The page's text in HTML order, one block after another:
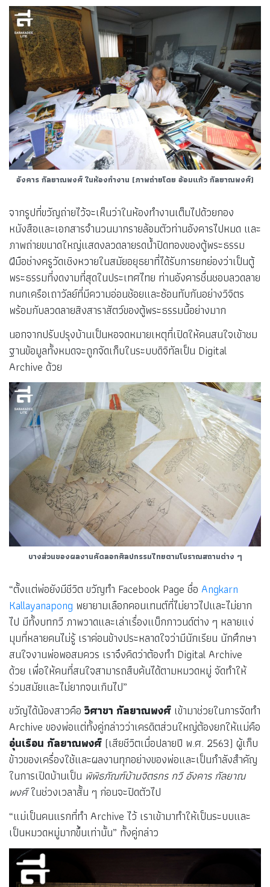
อังคาร กัลยาณพงศ์ ในห้องทำงาน (ภาพถ่ายโดย อ้อมแก้ว กัลยาณพงศ์)
จากรูปที่ขวัญถ่ายไว้จะเห็นว่าในห้องทำงานเต็มไปด้วยกอง
หนังสือและเอกสารจำนวนมากรายล้อมตัวท่านอังคารไปหมด และ
ภาพถ่ายขนาดใหญ่แสดงลวดลายรดน้ำปิดทองของตู้พระธรรม
ฝีมือช่างครูวัดเชิงหวายในสมัยอยุธยาที่ได้รับการยกย่องว่าเป็นตู้
พระธรรมที่งดงามที่สุดในประเทศไทย ท่านอังคารชื่นชอบลวดลาย
กนกเครือเถาวัลย์ที่มีความอ่อนช้อยและซ้อนทับกันอย่างวิจิตร
พร้อมกับลวดลายสิงสาราสัตว์ของตู้พระธรรมนี้อย่างมาก
นอกจากปรับปรุงบ้านเป็นหอจดหมายเหตุที่เปิดให้คนสนใจเข้าชม
ฐานข้อมูลทั้งหมดจะถูกจัดเก็บในระบบดิจิทัลเป็น Digital
Archive ด้วย
บางส่วนของผลงานคัดลอกศิลปกรรมไทยตามโบราณสถานต่าง ๆ
“ตั้งแต่พ่อยังมีชีวิต ขวัญทำ Facebook Page ชื่อ Angkarn
Kallayanapong พยายามเลือกคอนเทนต์ที่ไม่ยาวไปและไม่ยาก
ไป มีทั้งบทกวี ภาพวาดและเล่าเรื่องแบ็กกาวนด์ต่าง ๆ หลายแง่
มุมที่หลายคนไม่รู้ เราค่อนข้างประหลาดใจว่ามีนักเรียน นักศึกษา
สนใจงานพ่อพอสมควร เราจึงคิดว่าต้องทำ Digital Archive
ด้วย เพื่อให้คนที่สนใจสามารถสืบค้นได้ตามหมวดหมู่ จัดทำให้
ร่วมสมัยและไม่ยากจนเกินไป”
ขวัญได้น้องสาวคือ วิศาขา กัลยาณพงศ์ เข้ามาช่วยในการจัดทำ
Archive ของพ่อแต่ทั้งคู่กล่าวว่าเครดิตส่วนใหญ่ต้องยกให้แม่คือ
อุ่นเรือน กัลยาณพงศ์ (เสียชีวิตเมื่อปลายปี พ.ศ. 2563) ผู้เก็บ
ข้าวของเครื่องใช้และผลงานทุกอย่างของพ่อและเป็นกำลังสำคัญ
ในการเปิดบ้านเป็น พิพิธภัณฑ์บ้านจิตรกร กวี อังคาร กัลยาณ
พงศ์ในช่วงเวลาสั้น ๆ ก่อนจะปิดตัวไป
“แม่เป็นคนแรกที่ทำ Archive ไว้ เราเข้ามาทำให้เป็นระบบและ
เป็นหมวดหมู่มากขึ้นเท่านั้น” ทั้งคู่กล่าว